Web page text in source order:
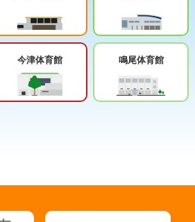
今津体育館 鳴尾体育館